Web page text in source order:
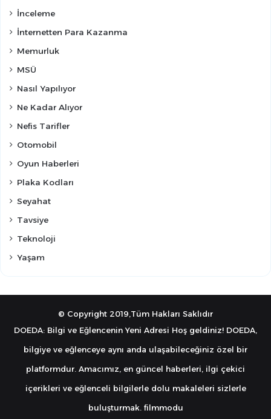
İnceleme
İnternetten Para Kazanma
Memurluk
MSÜ
Nasıl Yapılıyor
Ne Kadar Alıyor
Nefis Tarifler
Otomobil
Oyun Haberleri
Plaka Kodları
Seyahat
Tavsiye
Teknoloji
Yaşam
© Copyright 2019,Tüm Hakları Saklıdır
DOEDA: Bilgi ve Eğlencenin Yeni Adresi Hoş geldiniz! DOEDA,
bilgiye ve eğlenceye aynı anda ulaşabileceğiniz özel bir
platformdur. Amacımız, en güncel haberleri, ilgi çekici
içerikleri ve eğlenceli bilgilerle dolu makaleleri sizlerle
buluşturmak. filmmodu